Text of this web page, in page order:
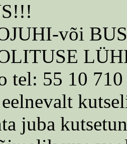
või
tel: 55 10 710
juba